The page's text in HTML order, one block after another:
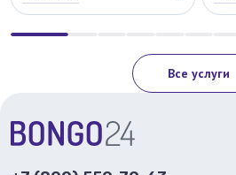
Все услуги